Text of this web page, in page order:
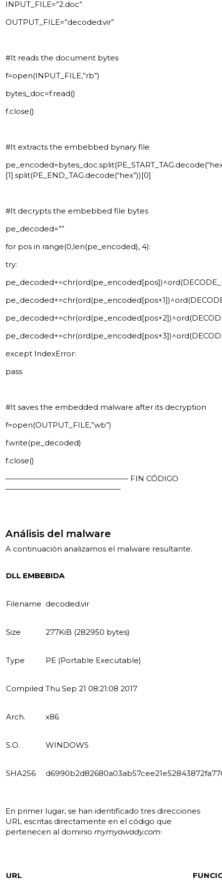
INPUT_FILE=”2.doc”
OUTPUT_FILE=”decoded.vir”
#It reads the document bytes
f=open(INPUT_FILE,”rb”)
bytes_doc=f.read()
f.close()
#It extracts the embebbed bynary file
[1].split(PE_END_TAG.decode(“hex”))[0]
#It decrypts the embebbed file bytes
pe_decoded=””
for pos in range(0,len(pe_encoded), 4):
try:
except IndexError:
pass
#It saves the embedded malware after its decryption
f=open(OUTPUT_FILE,”wb”)
f.write(pe_decoded)
f.close()
————————————————– FIN CÓDIGO
———————————————–
Análisis del malware
A continuación analizamos el malware resultante.
DLL EMBEBIDA
Filename decoded.vir
Size 277KiB (282950 bytes)
Type PE (Portable Executable)
Compiled Thu Sep 21 08:21:08 2017
Arch. x86
S.O. WINDOWS
SHA256
En primer lugar, se han identificado tres direcciones
URL escritas directamente en el código que
pertenecen al dominiomymyawady.com:
URL